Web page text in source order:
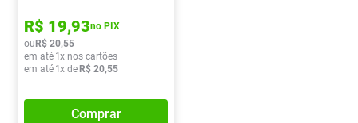
R$ 19,93no PIX
ouR$ 20,55
em até 1x nos cartões
em até 1x deR$ 20,55
Comprar
10 º Lavitan